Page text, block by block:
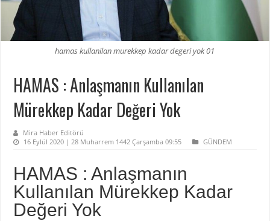
hamas kullanilan murekkep kadar degeri yok 01
HAMAS : Anlaşmanın Kullanılan
Mürekkep Kadar Değeri Yok
Mira Haber Editörü
16 Eylül 2020 | 28 Muharrem 1442 Çarşamba 09:55
GÜNDEM
HAMAS : Anlaşmanın
Kullanılan Mürekkep Kadar
Değeri Yok